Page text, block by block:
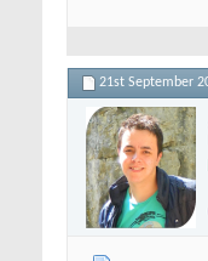
21st September